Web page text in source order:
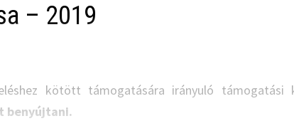
– 2019
kötött támogatására irányuló támogatási
benyújtani.